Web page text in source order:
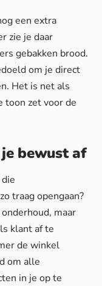
een extra
zie je daar
gebakken brood.
om je direct
Het is net als
toon zet voor de
bewust af
traag opengaan?
maar
klant af te
de winkel
om alle
in je op te